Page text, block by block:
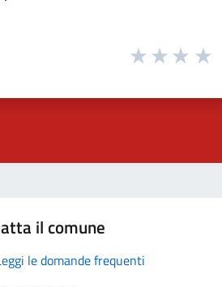
il comune
le domande frequenti